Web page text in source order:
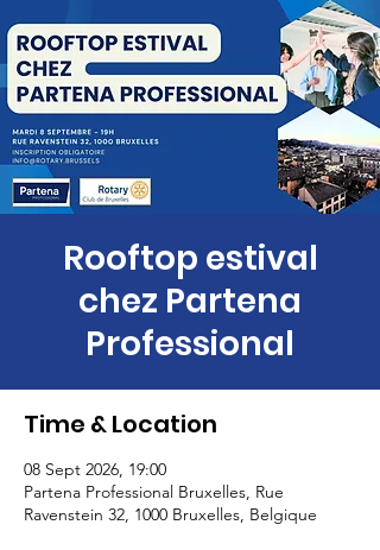
Rooftop estival
chez Partena
Professional
Time & Location
08 Sept 2026, 19:00
Partena Professional Bruxelles, Rue
Ravenstein 32, 1000 Bruxelles, Belgique